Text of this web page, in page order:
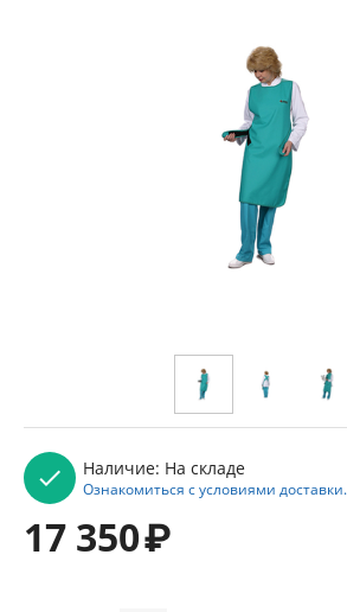
Наличие: На складе
Ознакомиться с условиями доставки.
17 350₽